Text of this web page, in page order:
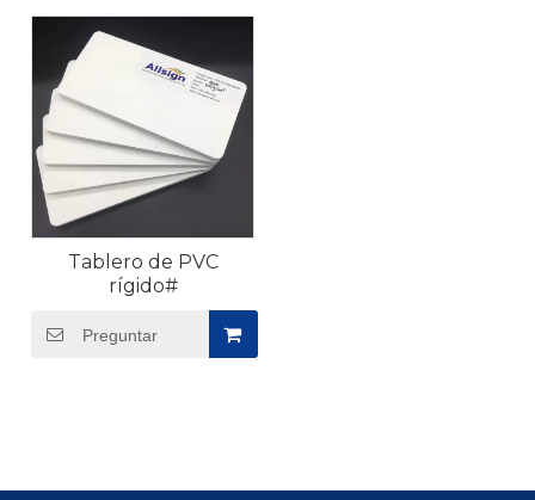
destacadas de nuestro Tablero de PVC Rígido es
su estabilidad dimensional; Mantiene su forma y
tamaño incluso cuando se expone a temperaturas
y condiciones ambientales extremas, eliminando el
riesgo de deformación o encogimiento que puede
comprometer la integridad del proyecto.
Ofrecemos una variante de 3 mm de espesor con
una densidad de 6,5 g/cm³, así como espesores más
grandes para aplicaciones de servicio pesado y
tamaños estándar que van desde 1,22 m a 2,05 m,
con tamaños personalizados disponibles para
Tablero de PVC
rígido#
Preguntar